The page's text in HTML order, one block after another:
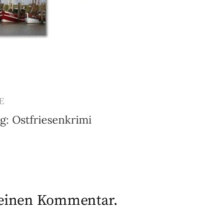
Ostfriesenkrimi
Kommentar.